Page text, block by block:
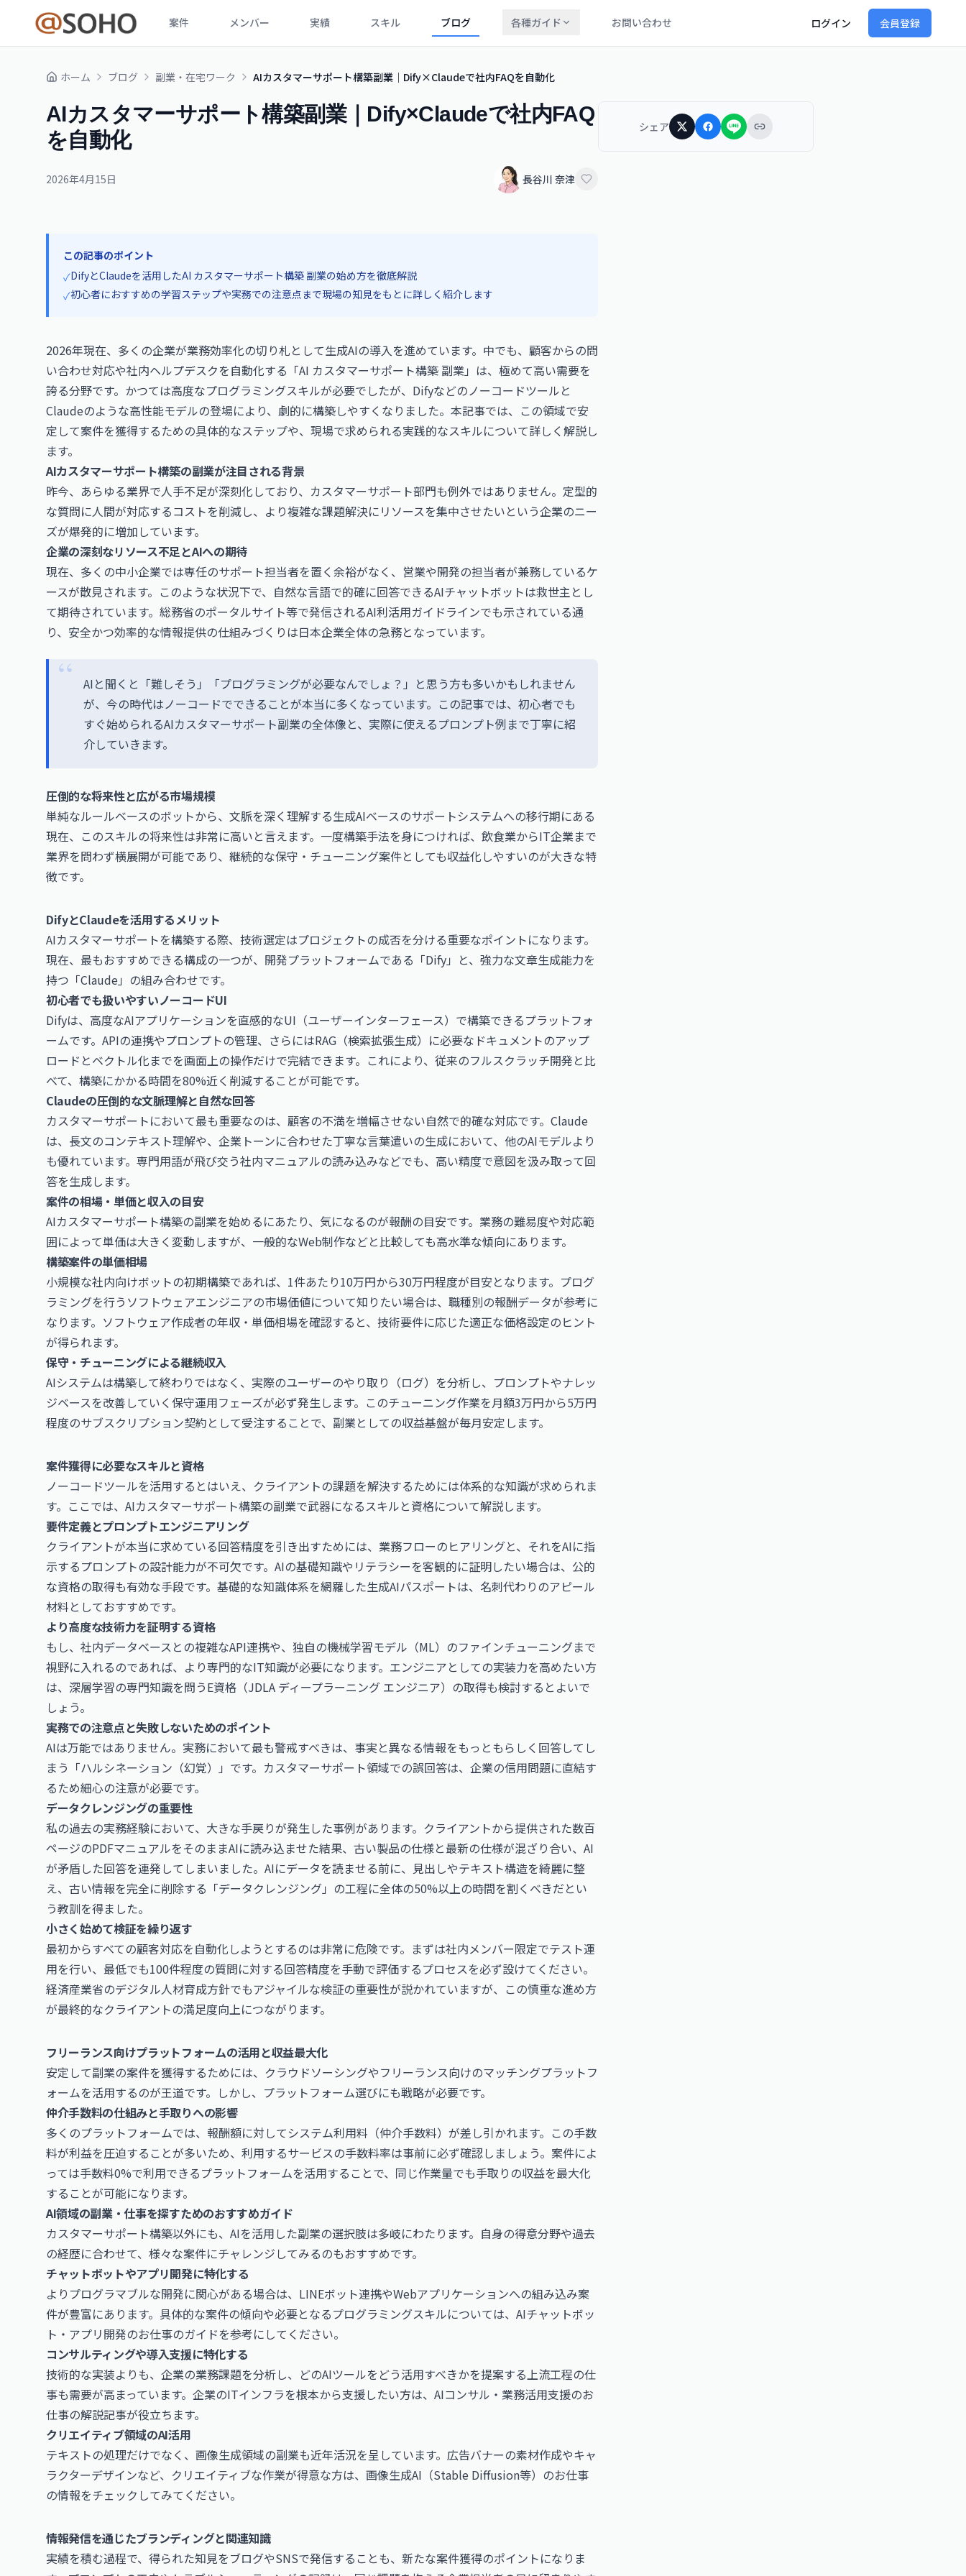
案件 メンバー 実績 スキル ブログ 各種ガイド お問い合わせ ログイン 会員登録
ホーム ブログ 副業・在宅ワーク AIカスタマーサポート構築副業｜Dify×Claudeで社内FAQを自動化
AIカスタマーサポート構築副業｜Dify×Claudeで社内FAQ
を自動化
2026年4月15日 長谷川 奈津
この記事のポイント
✓DifyとClaudeを活用したAI カスタマーサポート構築 副業の始め方を徹底解説
✓初心者におすすめの学習ステップや実務での注意点まで現場の知見をもとに詳しく紹介します
2026年現在、多くの企業が業務効率化の切り札として生成AIの導入を進めています。中でも、顧客からの問
い合わせ対応や社内ヘルプデスクを自動化する「AI カスタマーサポート構築 副業」は、極めて高い需要を
誇る分野です。かつては高度なプログラミングスキルが必要でしたが、Difyなどのノーコードツールと
Claudeのような高性能モデルの登場により、劇的に構築しやすくなりました。本記事では、この領域で安
定して案件を獲得するための具体的なステップや、現場で求められる実践的なスキルについて詳しく解説し
ます。
AIカスタマーサポート構築の副業が注目される背景
昨今、あらゆる業界で人手不足が深刻化しており、カスタマーサポート部門も例外ではありません。定型的
な質問に人間が対応するコストを削減し、より複雑な課題解決にリソースを集中させたいという企業のニー
ズが爆発的に増加しています。
企業の深刻なリソース不足とAIへの期待
現在、多くの中小企業では専任のサポート担当者を置く余裕がなく、営業や開発の担当者が兼務しているケ
ースが散見されます。このような状況下で、自然な言語で的確に回答できるAIチャットボットは救世主とし
て期待されています。 総務省のポータルサイト等で発信されるAI利活用ガイドラインでも示されている通
り、安全かつ効率的な情報提供の仕組みづくりは日本企業全体の急務となっています。
AIと聞くと「難しそう」「プログラミングが必要なんでしょ？」と思う方も多いかもしれません
が、今の時代はノーコードでできることが本当に多くなっています。この記事では、初心者でも
すぐ始められるAIカスタマーサポート副業の全体像と、実際に使えるプロンプト例まで丁寧に紹
介していきます。
圧倒的な将来性と広がる市場規模
単純なルールベースのボットから、文脈を深く理解する生成AIベースのサポートシステムへの移行期にある
現在、このスキルの将来性は非常に高いと言えます。一度構築手法を身につければ、飲食業からIT企業まで
業界を問わず横展開が可能であり、継続的な保守・チューニング案件としても収益化しやすいのが大きな特
徴です。
DifyとClaudeを活用するメリット
AIカスタマーサポートを構築する際、技術選定はプロジェクトの成否を分ける重要なポイントになります。
現在、最もおすすめできる構成の一つが、開発プラットフォームである「Dify」と、強力な文章生成能力を
持つ「Claude」の組み合わせです。
初心者でも扱いやすいノーコードUI
Difyは、高度なAIアプリケーションを直感的なUI（ユーザーインターフェース）で構築できるプラットフォ
ームです。APIの連携やプロンプトの管理、さらにはRAG（検索拡張生成）に必要なドキュメントのアップ
ロードとベクトル化までを画面上の操作だけで完結できます。これにより、従来のフルスクラッチ開発と比
べて、構築にかかる時間を80%近く削減することが可能です。
Claudeの圧倒的な文脈理解と自然な回答
カスタマーサポートにおいて最も重要なのは、顧客の不満を増幅させない自然で的確な対応です。Claude
は、長文のコンテキスト理解や、企業トーンに合わせた丁寧な言葉遣いの生成において、他のAIモデルより
も優れています。専門用語が飛び交う社内マニュアルの読み込みなどでも、高い精度で意図を汲み取って回
答を生成します。
案件の相場・単価と収入の目安
AIカスタマーサポート構築の副業を始めるにあたり、気になるのが報酬の目安です。業務の難易度や対応範
囲によって単価は大きく変動しますが、一般的なWeb制作などと比較しても高水準な傾向にあります。
構築案件の単価相場
小規模な社内向けボットの初期構築であれば、1件あたり10万円から30万円程度が目安となります。プログ
ラミングを行うソフトウェアエンジニアの市場価値について知りたい場合は、職種別の報酬データが参考に
なります。 ソフトウェア作成者の年収・単価相場を確認すると、技術要件に応じた適正な価格設定のヒント
が得られます。
保守・チューニングによる継続収入
AIシステムは構築して終わりではなく、実際のユーザーのやり取り（ログ）を分析し、プロンプトやナレッ
ジベースを改善していく保守運用フェーズが必ず発生します。このチューニング作業を月額3万円から5万円
程度のサブスクリプション契約として受注することで、副業としての収益基盤が毎月安定します。
案件獲得に必要なスキルと資格
ノーコードツールを活用するとはいえ、クライアントの課題を解決するためには体系的な知識が求められま
す。ここでは、AIカスタマーサポート構築の副業で武器になるスキルと資格について解説します。
要件定義とプロンプトエンジニアリング
クライアントが本当に求めている回答精度を引き出すためには、業務フローのヒアリングと、それをAIに指
示するプロンプトの設計能力が不可欠です。AIの基礎知識やリテラシーを客観的に証明したい場合は、公的
な資格の取得も有効な手段です。基礎的な知識体系を網羅した生成AIパスポートは、名刺代わりのアピール
材料としておすすめです。
より高度な技術力を証明する資格
もし、社内データベースとの複雑なAPI連携や、独自の機械学習モデル（ML）のファインチューニングまで
視野に入れるのであれば、より専門的なIT知識が必要になります。エンジニアとしての実装力を高めたい方
は、深層学習の専門知識を問うE資格（JDLA ディープラーニング エンジニア） の取得も検討するとよいで
しょう。
実務での注意点と失敗しないためのポイント
AIは万能ではありません。実務において最も警戒すべきは、事実と異なる情報をもっともらしく回答してし
まう「ハルシネーション（幻覚）」です。カスタマーサポート領域での誤回答は、企業の信用問題に直結す
るため細心の注意が必要です。
データクレンジングの重要性
私の過去の実務経験において、大きな手戻りが発生した事例があります。クライアントから提供された数百
ページのPDFマニュアルをそのままAIに読み込ませた結果、古い製品の仕様と最新の仕様が混ざり合い、AI
が矛盾した回答を連発してしまいました。AIにデータを読ませる前に、見出しやテキスト構造を綺麗に整
え、古い情報を完全に削除する「データクレンジング」の工程に全体の50%以上の時間を割くべきだとい
う教訓を得ました。
小さく始めて検証を繰り返す
最初からすべての顧客対応を自動化しようとするのは非常に危険です。まずは社内メンバー限定でテスト運
用を行い、最低でも100件程度の質問に対する回答精度を手動で評価するプロセスを必ず設けてください。
経済産業省のデジタル人材育成方針でもアジャイルな検証の重要性が説かれていますが、この慎重な進め方
が最終的なクライアントの満足度向上につながります。
フリーランス向けプラットフォームの活用と収益最大化
安定して副業の案件を獲得するためには、クラウドソーシングやフリーランス向けのマッチングプラットフ
ォームを活用するのが王道です。しかし、プラットフォーム選びにも戦略が必要です。
仲介手数料の仕組みと手取りへの影響
多くのプラットフォームでは、報酬額に対してシステム利用料（仲介手数料）が差し引かれます。この手数
料が利益を圧迫することが多いため、利用するサービスの手数料率は事前に必ず確認しましょう。案件によ
っては手数料0%で利用できるプラットフォームを活用することで、同じ作業量でも手取りの収益を最大化
することが可能になります。
AI領域の副業・仕事を探すためのおすすめガイド
カスタマーサポート構築以外にも、AIを活用した副業の選択肢は多岐にわたります。自身の得意分野や過去
の経歴に合わせて、様々な案件にチャレンジしてみるのもおすすめです。
チャットボットやアプリ開発に特化する
よりプログラマブルな開発に関心がある場合は、LINEボット連携やWebアプリケーションへの組み込み案
件が豊富にあります。具体的な案件の傾向や必要となるプログラミングスキルについては、 AIチャットボッ
ト・アプリ開発のお仕事のガイドを参考にしてください。
コンサルティングや導入支援に特化する
技術的な実装よりも、企業の業務課題を分析し、どのAIツールをどう活用すべきかを提案する上流工程の仕
事も需要が高まっています。企業のITインフラを根本から支援したい方は、 AIコンサル・業務活用支援のお
仕事の解説記事が役立ちます。
クリエイティブ領域のAI活用
テキストの処理だけでなく、画像生成領域の副業も近年活況を呈しています。広告バナーの素材作成やキャ
ラクターデザインなど、クリエイティブな作業が得意な方は、 画像生成AI（Stable Diffusion等）のお仕事
の情報をチェックしてみてください。
情報発信を通じたブランディングと関連知識
実績を積む過程で、得られた知見をブログやSNSで発信することも、新たな案件獲得のポイントになりま
シェア